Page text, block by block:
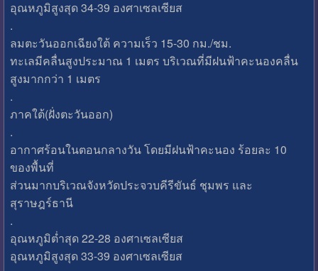
อุณหภูมิสูงสุด 34-39 องศาเซลเซียส
.
ลมตะวันออกเฉียงใต้ ความเร็ว 15-30 กม./ชม.
ทะเลมีคลื่นสูงประมาณ 1 เมตร บริเวณที่มีฝนฟ้าคะนองคลื่น
สูงมากกว่า 1 เมตร
.
ภาคใต้(ฝั่งตะวันออก)
.
อากาศร้อนในตอนกลางวัน โดยมีฝนฟ้าคะนอง ร้อยละ 10
ของพื้นที่
ส่วนมากบริเวณจังหวัดประจวบคีรีขันธ์ ชุมพร และ
สุราษฎร์ธานี
.
อุณหภูมิต่ำสุด 22-28 องศาเซลเซียส
อุณหภูมิสูงสุด 33-39 องศาเซลเซียส